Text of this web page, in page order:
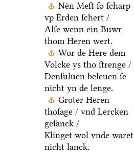
Neͤn Meſt ſo ſcharp
vp Erden ſchert /
Alſe wenn ein Buwr
thom Heren wert.
Wor de Here dem
Volcke ys tho ſtrenge /
Denſuluen beleuen ſe
nicht yn de lenge.
Groter Heren
thoſage / vnd Lercken
geſanck /
Klinget wol vnde waret
nicht lanck.